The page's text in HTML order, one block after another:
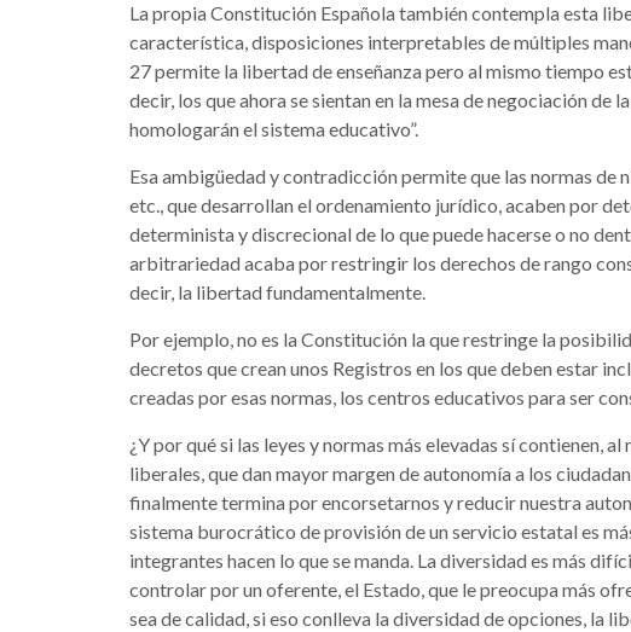
La propia Constitución Española también contempla esta
característica, disposiciones interpretables de múltiples
27 permite la libertad de enseñanza pero al mismo tiempo
decir, los que ahora se sientan en la mesa de negociación de
homologarán el sistema educativo”.
Esa ambigüedad y contradicción permite que las normas de
etc., que desarrollan el ordenamiento jurídico, acaben por
determinista y discrecional de lo que puede hacerse o no
arbitrariedad acaba por restringir los derechos de rango
decir, la libertad fundamentalmente.
Por ejemplo, no es la Constitución la que restringe la
decretos que crean unos Registros en los que deben estar
creadas por esas normas, los centros educativos para ser
¿Y por qué si las leyes y normas más elevadas sí contienen,
liberales, que dan mayor margen de autonomía a los
finalmente termina por encorsetarnos y reducir nuestra
sistema burocrático de provisión de un servicio estatal es
integrantes hacen lo que se manda. La diversidad es más
controlar por un oferente, el Estado, que le preocupa más
sea de calidad, si eso conlleva la diversidad de opciones, la